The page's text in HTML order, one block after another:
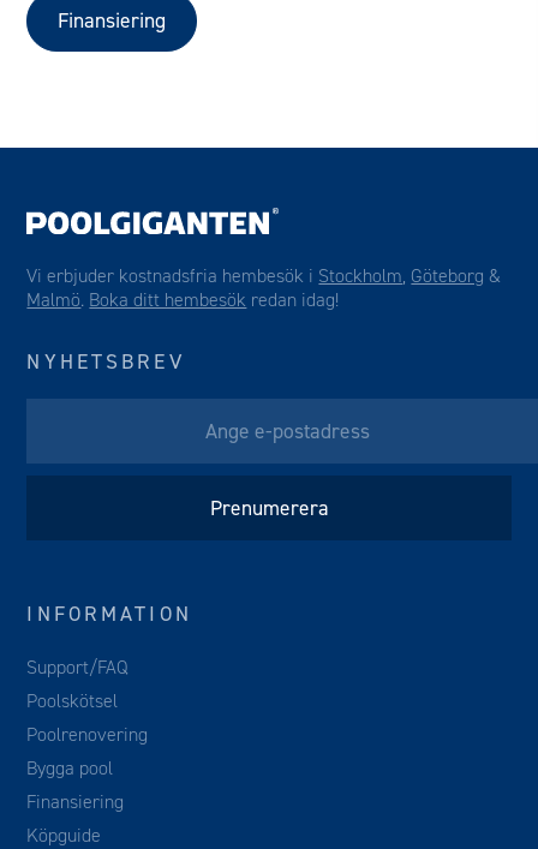
Finansiering
Vi erbjuder kostnadsfria hembesök i Stockholm, Göteborg &
Malmö. Boka ditt hembesök redan idag!
NYHETSBREV
INFORMATION
Support/FAQ
Poolskötsel
Poolrenovering
Bygga pool
Finansiering
Köpguide